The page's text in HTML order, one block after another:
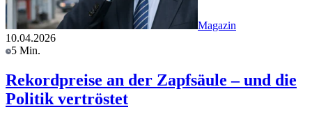
Magazin
10.04.2026
5 Min.
Rekordpreise an der Zapfsäule – und die
Politik vertröstet